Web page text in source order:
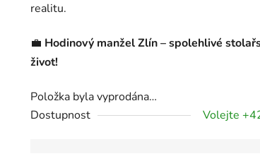
realitu.
💼 Hodinový manžel Zlín – spolehlivé
život!
Položka byla vyprodána…
Dostupnost
Volejte